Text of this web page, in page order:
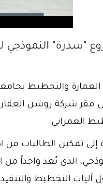
"سدرة" النموذجي
والتخطيط
مقر شركة روشن
العمراني.
إلى تمكين الطالبات
الذي يُعد واحداً
التخطيط والتنفيذ